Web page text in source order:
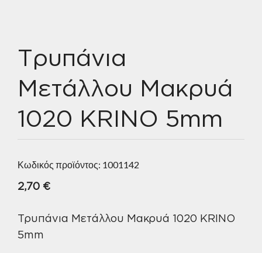
Τρυπάνια
Μετάλλου Μακρυά
1020 KRINO 5mm
Κωδικός προϊόντος: 1001142
2,70 €
Τρυπάνια Μετάλλου Μακρυά 1020 KRINO
5mm